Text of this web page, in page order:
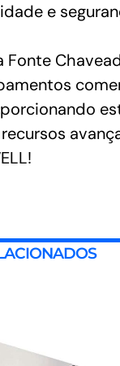
e
Fonte
recursos